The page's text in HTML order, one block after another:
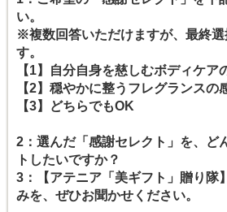
い。
※複数回答いただけますが、最終選
す。
【1】自分自身を慈しむボディケア
【2】穏やかに整うフレグランスの
【3】どちらでもOK
2：選んだ「感謝セレクト」を、ど
トしたいですか？
3：【アテニア「美ギフト」贈り隊
みを、ぜひお聞かせください。